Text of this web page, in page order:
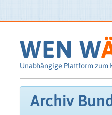
WEN W
Unabhängige Plattform zum
Archiv